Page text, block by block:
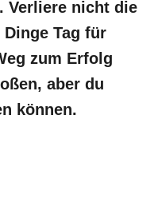
Verliere nicht die
Tag für
zum Erfolg
aber du
können.